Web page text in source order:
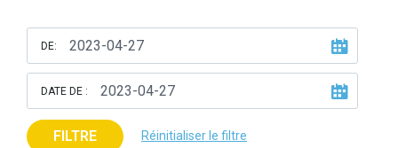
DE:
DATE DE :
FILTRE Réinitialiser le filtre